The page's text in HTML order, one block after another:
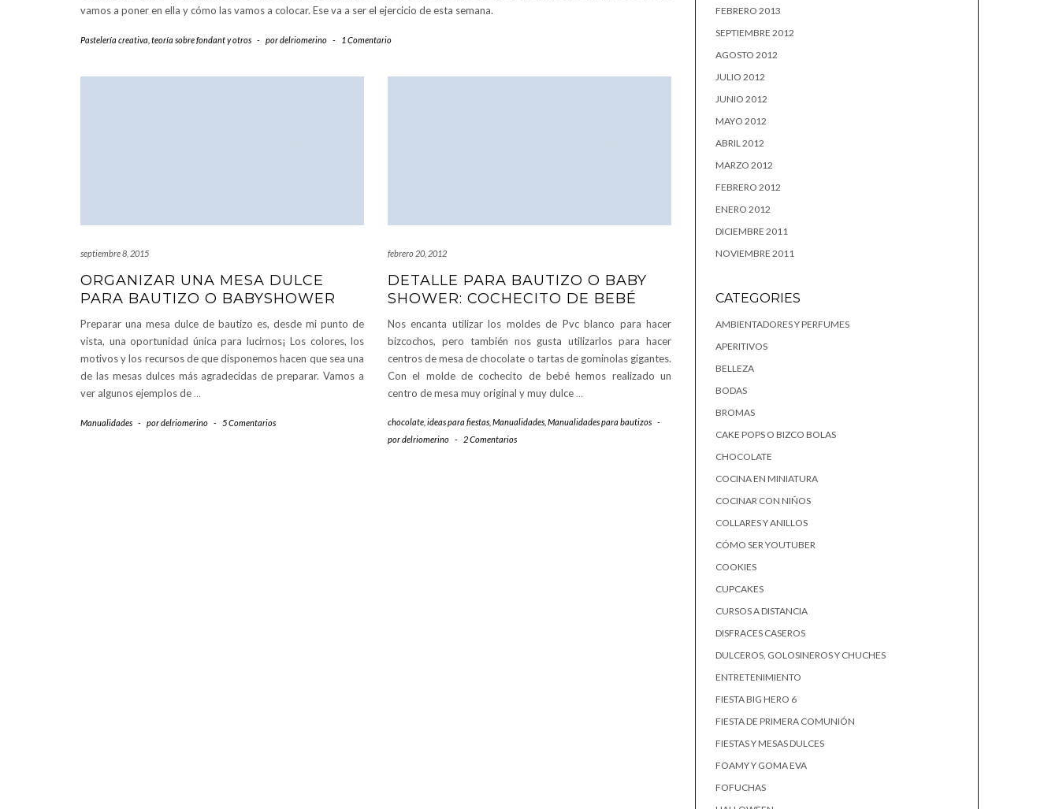
vamos a poner en ella y cómo las vamos a colocar. Ese va a ser el ejercicio de esta semana.
Pastelería creativa teoría sobre fondant y otros - pordelriomerino - 1 Comentario
septiembre 8, 2015
ORGANIZAR UNA MESA DULCE
PARA BAUTIZO O BABYSHOWER
Preparar una mesa dulce de bautizo es, desde mi punto de
vista, una oportunidad única para lucirnos¡ Los colores, los
motivos y los recursos de que disponemos hacen que sea una
de las mesas dulces más agradecidas de preparar. Vamos a
ver algunos ejemplos de …
Manualidades - pordelriomerino - 5 Comentarios
febrero 20, 2012
DETALLE PARA BAUTIZO O BABY
SHOWER: COCHECITO DE BEBÉ
Nos encanta utilizar los moldes de Pvc blanco para hacer
bizcochos, pero también nos gusta utilizarlos para hacer
centros de mesa de chocolate o tartas de gominolas gigantes.
Con el molde de cochecito de bebé hemos realizado un
centro de mesa muy original y muy dulce …
chocolate ideas para fiestas Manualidades Manualidades para bautizos -
pordelriomerino - 2 Comentarios
FEBRERO 2013
SEPTIEMBRE 2012
AGOSTO 2012
JULIO 2012
JUNIO 2012
MAYO 2012
ABRIL 2012
MARZO 2012
FEBRERO 2012
ENERO 2012
DICIEMBRE 2011
NOVIEMBRE 2011
CATEGORIES
AMBIENTADORES Y PERFUMES
APERITIVOS
BELLEZA
BODAS
BROMAS
CAKE POPS O BIZCO BOLAS
CHOCOLATE
COCINA EN MINIATURA
COCINAR CON NIÑOS
COLLARES Y ANILLOS
CÓMO SER YOUTUBER
COOKIES
CUPCAKES
CURSOS A DISTANCIA
DISFRACES CASEROS
DULCEROS, GOLOSINEROS Y CHUCHES
ENTRETENIMIENTO
FIESTA BIG HERO 6
FIESTA DE PRIMERA COMUNIÓN
FIESTAS Y MESAS DULCES
FOAMY Y GOMA EVA
FOFUCHAS